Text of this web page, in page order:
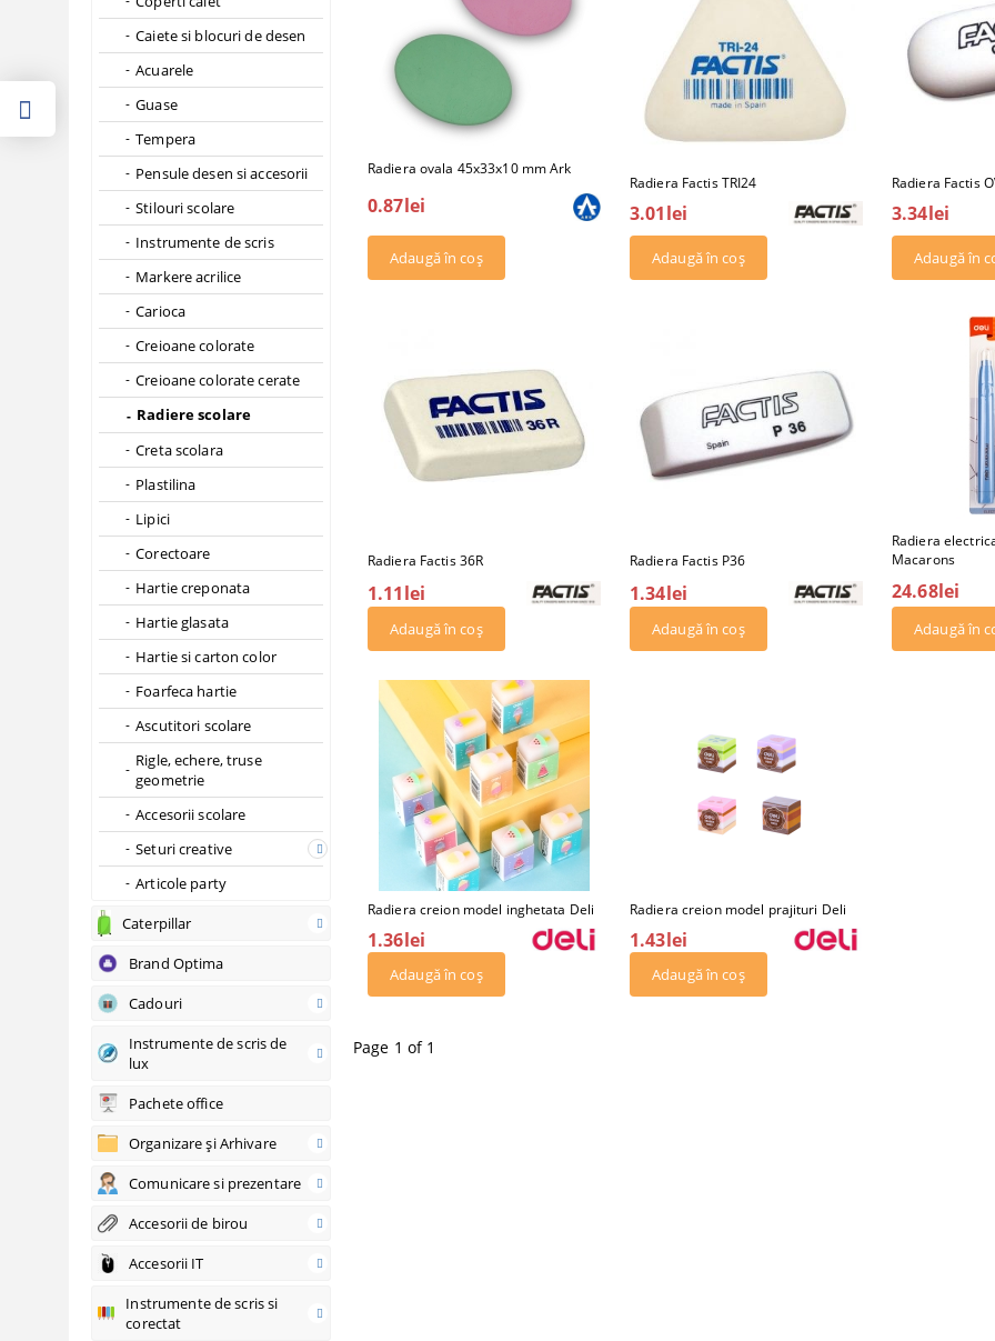
Caiete si blocuri de desen
Acuarele
Guase
Tempera
Pensule desen si accesorii
Stilouri scolare
Instrumente de scris
Markere acrilice
Carioca
Creioane colorate
Creioane colorate cerate
Radiere scolare
Creta scolara
Plastilina
Lipici
Corectoare
Hartie creponata
Hartie glasata
Hartie si carton color
Foarfeca hartie
Ascutitori scolare
Rigle, echere, truse
geometrie
Accesorii scolare
Seturi creative
Articole party
Caterpillar
Brand Optima
Cadouri
Instrumente de scris de
lux
Pachete office
Organizare şi Arhivare
Comunicare si prezentare
Accesorii de birou
Accesorii IT
Instrumente de scris si
corectat
Radiera ovala 45x33x10 mm Ark
0.87lei
Radiera Factis TRI24
3.01lei
Radiera Factis
3.34lei
Radiera Factis 36R
1.11lei
Radiera Factis P36
1.34lei
Radiera
Macarons
24.68lei
Radiera creion model inghetata Deli
1.36lei
Radiera creion model prajituri Deli
1.43lei
Page 1 of 1